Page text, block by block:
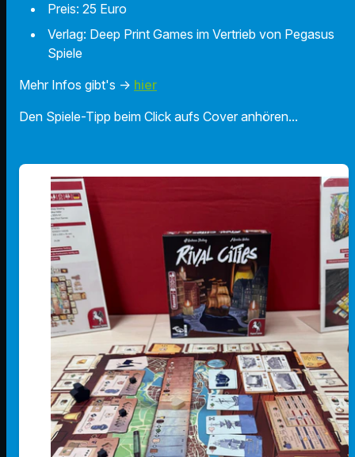
Preis: 25 Euro
Verlag: Deep Print Games im Vertrieb von Pegasus
Spiele
Mehr Infos gibt's -> hier
Den Spiele-Tipp beim Click aufs Cover anhören...